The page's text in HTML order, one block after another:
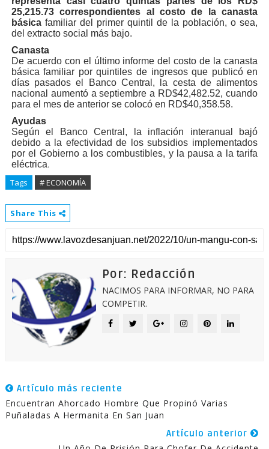
25,215.73 correspondientes al costo de la canasta
básica familiar del primer quintil de la población, o sea,
del extracto social más bajo.
Canasta
De acuerdo con el último informe del costo de la canasta
básica familiar por quintiles de ingresos que publicó en
días pasados el Banco Central, la cesta de alimentos
nacional aumentó a septiembre a RD$42,482.52, cuando
para el mes de anterior se colocó en RD$40,358.58.
Ayudas
Según el Banco Central, la inflación interanual bajó
debido a la efectividad de los subsidios implementados
por el Gobierno a los combustibles, y la pausa a la tarifa
eléctrica.
Tags # ECONOMÍA
Share This
Por: Redacción
NACIMOS PARA INFORMAR, NO PARA
COMPETIR.
Artículo más reciente
Encuentran Ahorcado Hombre Que Propinó Varias
Puñaladas A Hermanita En San Juan
Artículo anterior